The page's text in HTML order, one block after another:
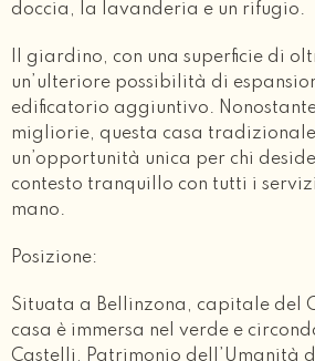
doccia, la lavanderia e un rifugio.
Il giardino, con una superficie di
un’ulteriore possibilità di
edificatorio aggiuntivo.
migliorie, questa casa
un’opportunità unica per chi
contesto tranquillo con tutti i
mano.
Posizione:
Situata a Bellinzona, capitale del
casa è immersa nel verde e
Castelli, Patrimonio dell’Umanità